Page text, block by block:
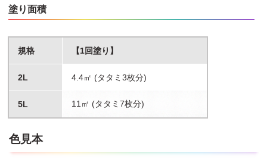
中にはハジキが生じたり、密着しなかったり、乾燥しにくいものが
あります。目立たない部分で試し塗りをして、色・乾燥性・密着性
「ヤニ・アクどめシーラー」などのホワイトシーラーを下塗りして
下さい。
●コンクリート、モルタル、しっくいなどのアルカリ素材の上に塗
ると、一時的に臭いが強くなることがあります。
●仕上がりの凹凸部分が尖った状態になった場合、肌が擦れるとケ
●塗り面積・乾燥時間・色相は、素材・塗布量・下地・塗り方・気
塗り面積
規格 【1回塗り】
2L 4.4㎡ (タタミ3枚分)
5L 11㎡ (タタミ7枚分)
色見本